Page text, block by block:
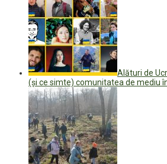
Alături de
(și ce simte) comunitatea de mediu